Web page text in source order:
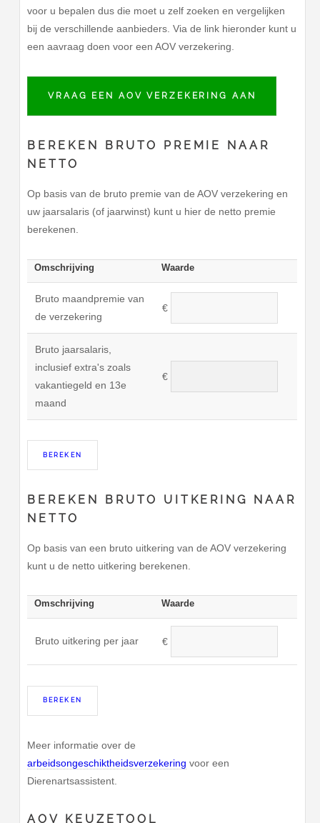
voor u bepalen dus die moet u zelf zoeken en vergelijken
bij de verschillende aanbieders. Via de link hieronder kunt u
een aavraag doen voor een AOV verzekering.
VRAAG EEN AOV VERZEKERING AAN
BEREKEN BRUTO PREMIE NAAR
NETTO
Op basis van de bruto premie van de AOV verzekering en
uw jaarsalaris (of jaarwinst) kunt u hier de netto premie
berekenen.
Omschrijving Waarde
Bruto maandpremie van
de verzekering
€
Bruto jaarsalaris,
inclusief extra's zoals
vakantiegeld en 13e
maand
€
BEREKEN BRUTO UITKERING NAAR
NETTO
Op basis van een bruto uitkering van de AOV verzekering
kunt u de netto uitkering berekenen.
Omschrijving Waarde
Bruto uitkering per jaar €
Meer informatie over de
arbeidsongeschiktheidsverzekering voor een
Dierenartsassistent.
AOV KEUZETOOL